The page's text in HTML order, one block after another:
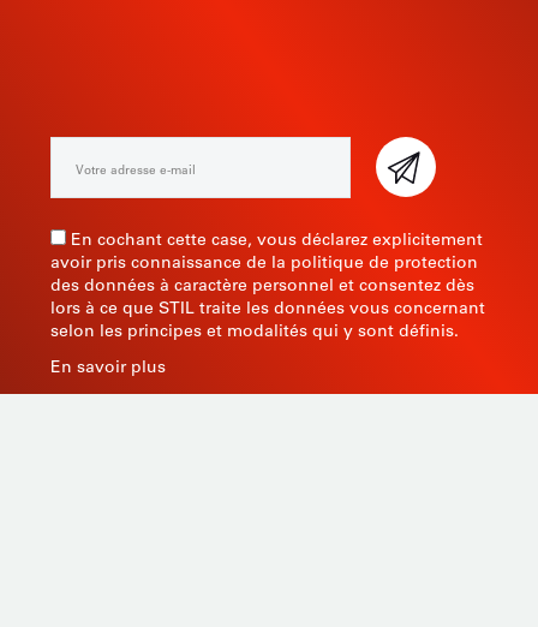
En cochant cette case, vous déclarez explicitement
avoir pris connaissance de la politique de protection
des données à caractère personnel et consentez dès
lors à ce que STIL traite les données vous concernant
selon les principes et modalités qui y sont définis.
En savoir plus